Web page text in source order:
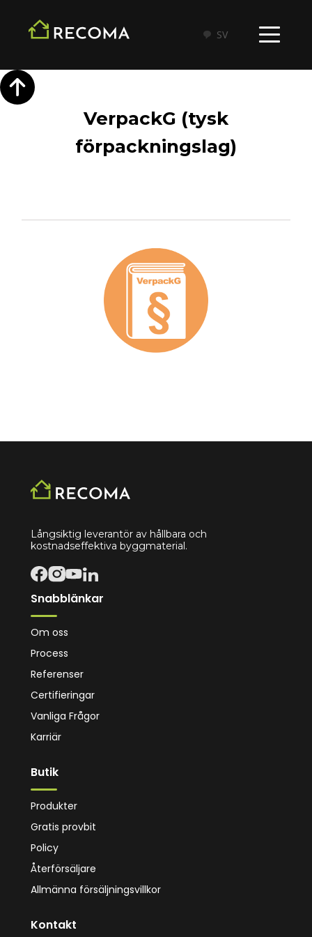
SV
VerpackG (tysk
förpackningslag)
Långsiktig leverantör av hållbara och
kostnadseffektiva byggmaterial.
Snabblänkar
Om oss
Process
Referenser
Certifieringar
Vanliga Frågor
Karriär
Butik
Produkter
Gratis provbit
Policy
Återförsäljare
Allmänna försäljningsvillkor
Kontakt